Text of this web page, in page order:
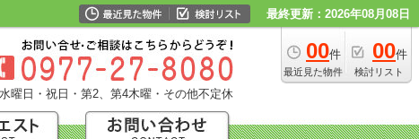
最終更新：2026年08月08日
00件
最近見た物件
00件
検討リスト
曜日・祝日・第2、第4木曜・その他不定休